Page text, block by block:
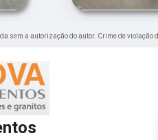
sem a autorização do autor. Crime de violação